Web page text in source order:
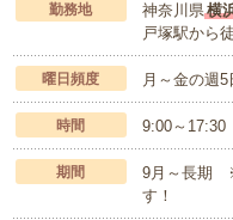
勤務地 神奈川県横
戸塚駅から
曜日頻度 月～金の週
時間 9:00～17:30
期間
9月～長期
す！